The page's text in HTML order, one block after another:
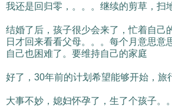
我还是回归零，。。。继续的剪草，扫
结婚了后，孩子很少会来了，忙着自己
日才回来看看父母。。。每个月意思意
自己也困难了。要维持自己的家庭
好了，30年前的计划希望能够开始，旅
大事不妙，媳妇怀孕了，生了个孩子。